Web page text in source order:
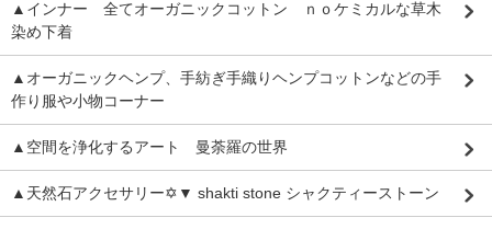
▲インナー 全てオーガニックコットン ｎｏケミカルな草木
染め下着
▲オーガニックヘンプ、手紡ぎ手織りヘンプコットンなどの手
作り服や小物コーナー
▲空間を浄化するアート 曼荼羅の世界
▲天然石アクセサリー✡▼ shakti stone シャクティーストーン